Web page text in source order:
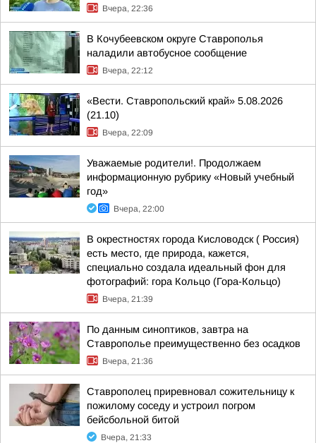
Вчера, 22:36
В Кочубеевском округе Ставрополья
наладили автобусное сообщение
Вчера, 22:12
«Вести. Ставропольский край» 5.08.2026
(21.10)
Вчера, 22:09
Уважаемые родители!. Продолжаем
информационную рубрику «Новый учебный
год»
Вчера, 22:00
В окрестностях города Кисловодск ( Россия)
есть место, где природа, кажется,
специально создала идеальный фон для
фотографий: гора Кольцо (Гора-Кольцо)
Вчера, 21:39
По данным синоптиков, завтра на
Ставрополье преимущественно без осадков
Вчера, 21:36
Ставрополец приревновал сожительницу к
пожилому соседу и устроил погром
бейсбольной битой
Вчера, 21:33